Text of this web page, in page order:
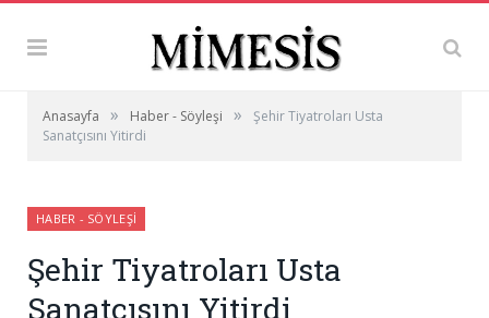
Anasayfa » Haber - Söyleşi »
Şehir Tiyatroları Usta
Sanatçısını Yitirdi
HABER - SÖYLEŞI
Şehir Tiyatroları Usta
Sanatçısını Yitirdi